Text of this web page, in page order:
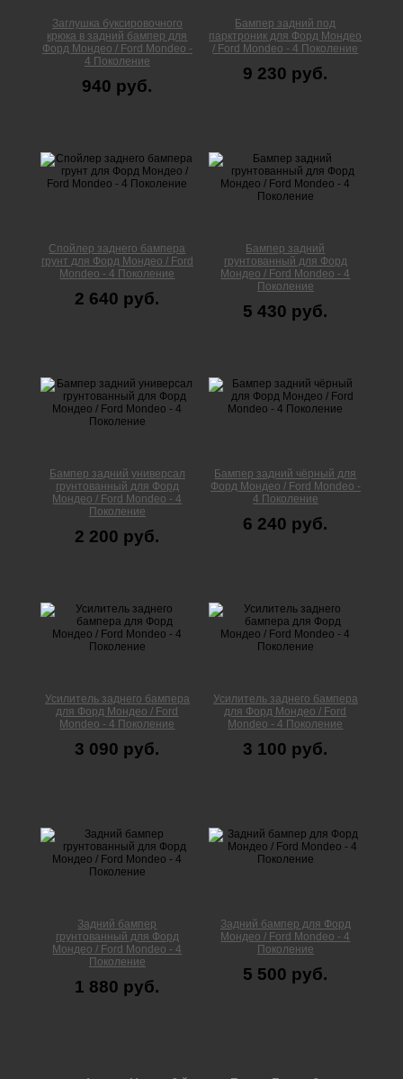
Заглушка буксировочного
крюка в задний бампер для
Форд Мондео / Ford Mondeo -
4 Поколение
940 руб.
Бампер задний под
парктроник для Форд Мондео
/ Ford Mondeo - 4 Поколение
9 230 руб.
Спойлер заднего бампера
грунт для Форд Мондео / Ford
Mondeo - 4 Поколение
2 640 руб.
Бампер задний
грунтованный для Форд
Мондео / Ford Mondeo - 4
Поколение
5 430 руб.
Бампер задний универсал
грунтованный для Форд
Мондео / Ford Mondeo - 4
Поколение
2 200 руб.
Бампер задний чёрный для
Форд Мондео / Ford Mondeo -
4 Поколение
6 240 руб.
Усилитель заднего бампера
для Форд Мондео / Ford
Mondeo - 4 Поколение
3 090 руб.
Усилитель заднего бампера
для Форд Мондео / Ford
Mondeo - 4 Поколение
3 100 руб.
Задний бампер
грунтованный для Форд
Мондео / Ford Mondeo - 4
Поколение
1 880 руб.
Задний бампер для Форд
Мондео / Ford Mondeo - 4
Поколение
5 500 руб.